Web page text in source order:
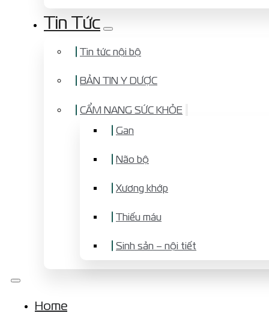
Tin Tức
Tin tức nội bộ
BẢN TIN Y DƯỢC
CẨM NANG SỨC KHỎE
Gan
Não bộ
Xương khớp
Thiếu máu
Sinh sản – nội tiết
Home